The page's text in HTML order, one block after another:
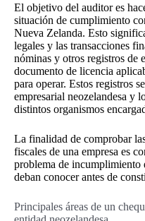
El objetivo del auditor es
situación de cumplimiento
Nueva Zelanda. Esto
legales y las transacciones
nóminas y otros registros de
documento de licencia
para operar. Estos registros
empresarial neozelandesa y
distintos organismos
La finalidad de comprobar
fiscales de una empresa es
problema de incumplimiento
deban conocer antes de
Principales áreas de un